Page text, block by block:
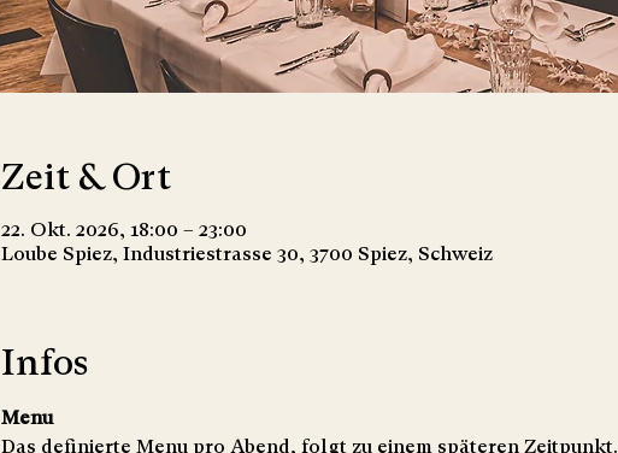
Zeit & Ort
22. Okt. 2026, 18:00 – 23:00
Loube Spiez, Industriestrasse 30, 3700 Spiez, Schweiz
Infos
Menu
Das definierte Menu pro Abend, folgt zu einem späteren Zeitpunkt.